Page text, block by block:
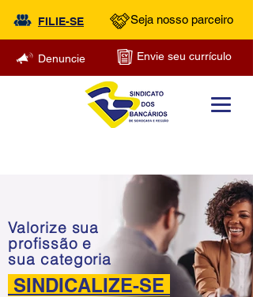
FILIE-SE Seja nosso parceiro
Denuncie Envie seu currículo
Valorize sua
profissão e
sua categoria
SINDICALIZE-SE